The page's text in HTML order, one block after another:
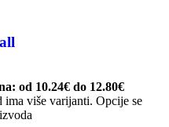
od 10.24€ do 12.80€
ima više varijanti. Opcije se